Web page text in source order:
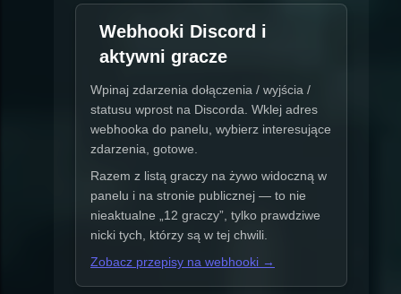
Webhooki Discord i
aktywni gracze
Wpinaj zdarzenia dołączenia / wyjścia /
statusu wprost na Discorda. Wklej adres
webhooka do panelu, wybierz interesujące
zdarzenia, gotowe.
Razem z listą graczy na żywo widoczną w
panelu i na stronie publicznej — to nie
nieaktualne „12 graczy”, tylko prawdziwe
nicki tych, którzy są w tej chwili.
Zobacz przepisy na webhooki →